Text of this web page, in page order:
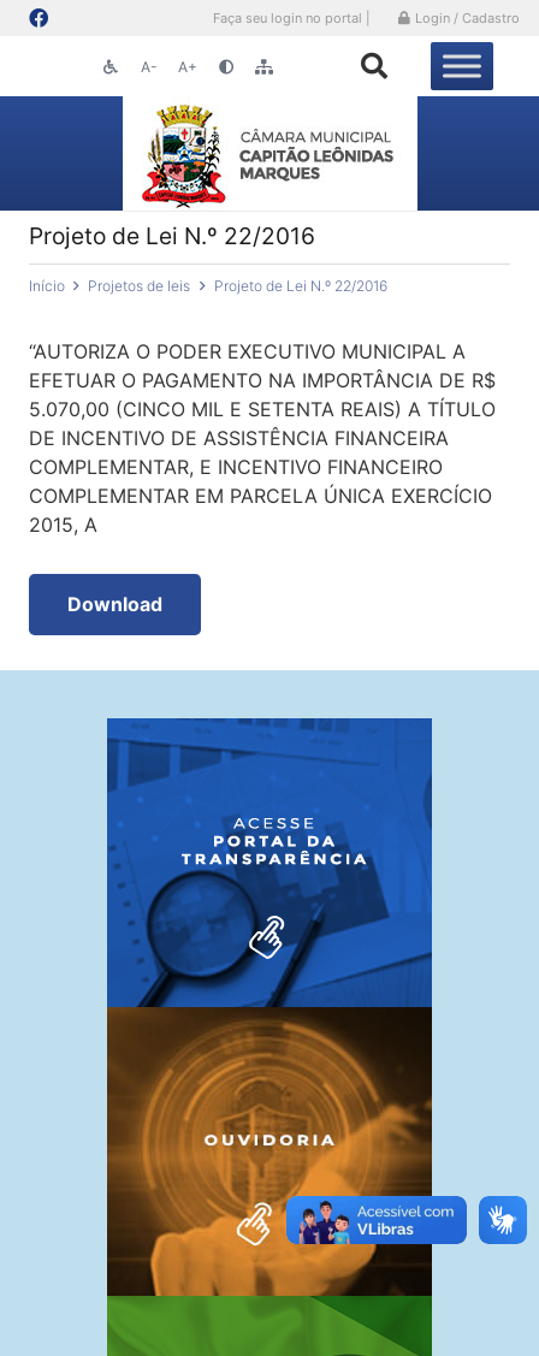
Faça seu login no portal | Login / Cadastro
A- A+
Projeto de Lei N.º 22/2016
Início Projetos de leis Projeto de Lei N.º 22/2016
“AUTORIZA O PODER EXECUTIVO MUNICIPAL A
EFETUAR O PAGAMENTO NA IMPORTÂNCIA DE R$
5.070,00 (CINCO MIL E SETENTA REAIS) A TÍTULO
DE INCENTIVO DE ASSISTÊNCIA FINANCEIRA
COMPLEMENTAR, E INCENTIVO FINANCEIRO
COMPLEMENTAR EM PARCELA ÚNICA EXERCÍCIO
2015, A
Download